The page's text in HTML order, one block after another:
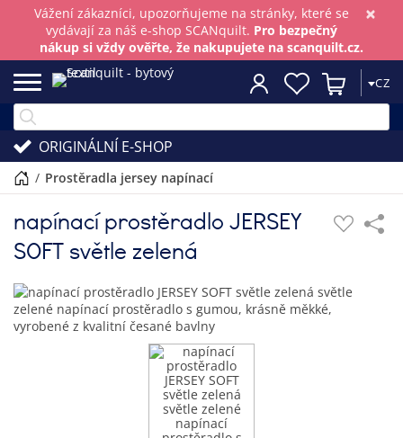
×
Vážení zákazníci, upozorňujeme na stránky, které se
vydávají za náš e-shop SCANquilt. Pro bezpečný
nákup si vždy ověřte, že nakupujete na scanquilt.cz.
CZ
ORIGINÁLNÍ E-SHOP
/ prostěradla jersey napínací
napínací prostěradlo JERSEY
SOFT světle zelená